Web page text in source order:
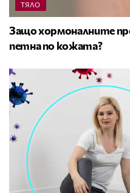
ТЯЛО
Защо хормоналните
петна по кожата?